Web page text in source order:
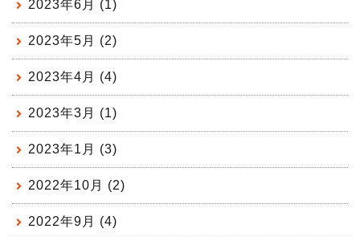
2023年6月 (1)
2023年5月 (2)
2023年4月 (4)
2023年3月 (1)
2023年1月 (3)
2022年10月 (2)
2022年9月 (4)